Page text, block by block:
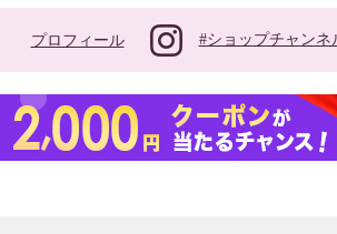
プロフィール #ショップチャンネ